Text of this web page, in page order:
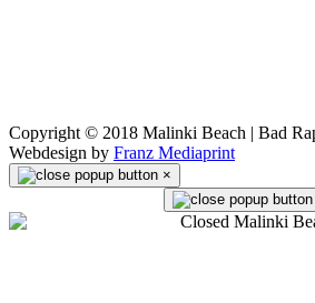
Copyright © 2018 Malinki Beach | Bad
Webdesign by Franz Mediaprint
×